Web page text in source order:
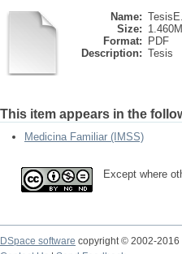
Name:
Size:
Format:
PDF
Description: Tesis
This item appears in the
Medicina Familiar (IMSS)
Except where
DSpace software copyright © 2002-2016